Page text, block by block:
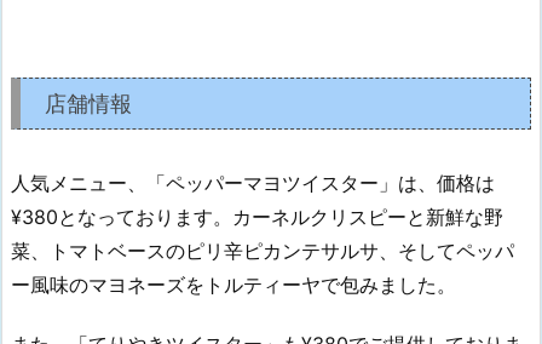
店舗情報
人気メニュー、「ペッパーマヨツイスター」は、価格は
¥380となっております。カーネルクリスピーと新鮮な野
菜、トマトベースのピリ辛ピカンテサルサ、そしてペッパ
ー風味のマヨネーズをトルティーヤで包みました。